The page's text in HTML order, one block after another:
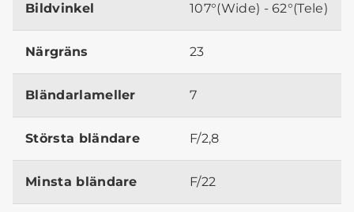
Bildvinkel 107°(Wide) - 62°(Tele)
Närgräns 23
Bländarlameller 7
Största bländare F/2,8
Minsta bländare F/22